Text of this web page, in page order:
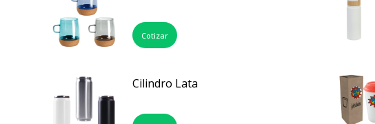
Cotizar
Cilindro Lata